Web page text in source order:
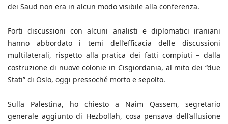
dei Saud non era in alcun modo visibile alla conferenza.
Forti discussioni con alcuni analisti e diplomatici iraniani
hanno abbordato i temi dell’efficacia delle discussioni
multilaterali, rispetto alla pratica dei fatti compiuti – dalla
costruzione di nuove colonie in Cisgiordania, al mito dei “due
Stati” di Oslo, oggi pressoché morto e sepolto.
Sulla Palestina, ho chiesto a Naim Qassem, segretario
generale aggiunto di Hezbollah, cosa pensava dell’allusione